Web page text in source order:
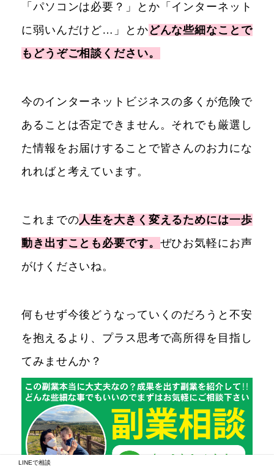
「パソコンは必要？」とか「インターネット
に弱いんだけど…」とかどんな些細なことで
もどうぞご相談ください。
今のインターネットビジネスの多くが危険で
あることは否定できません。それでも厳選し
た情報をお届けすることで皆さんのお力にな
れればと考えています。
これまでの人生を大きく変えるためには一歩
動き出すことも必要です。 ぜひお気軽にお声
がけくださいね。
何もせず今後どうなっていくのだろうと不安
を抱えるより、プラス思考で高所得を目指し
てみませんか？
LINEで相談